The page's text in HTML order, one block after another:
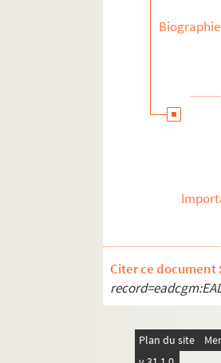
Citer ce document :
Plan du site